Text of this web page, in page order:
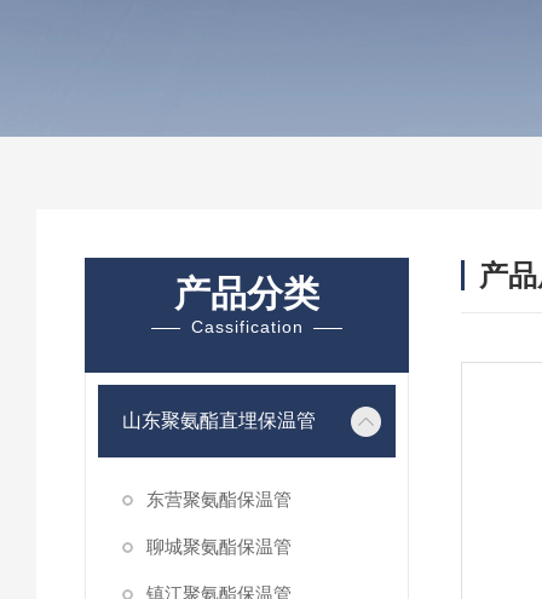
产品分类
Cassification
山东聚氨酯直埋保温管
东营聚氨酯保温管
聊城聚氨酯保温管
镇江聚氨酯保温管
产